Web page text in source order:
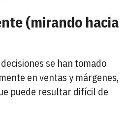
(mirando hacia
se han tomado
en ventas y márgenes,
puede resultar difícil de